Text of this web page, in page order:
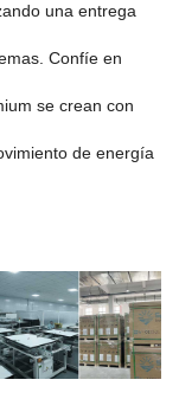
una entrega
Confíe en
se crean con
de energía